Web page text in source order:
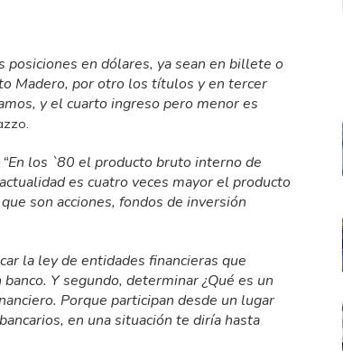
posiciones en dólares, ya sean en billete o
Madero, por otro los títulos y en tercer
y el cuarto ingreso pero menor es
“En los `80 el producto bruto interno de
es cuatro veces mayor el producto
son acciones, fondos de inversión
la ley de entidades financieras que
banco. Y segundo, determinar ¿Qué es un
Porque participan desde un lugar
en una situación te diría hasta